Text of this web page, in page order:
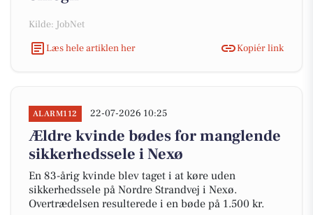
Kilde: JobNet
Læs hele artiklen her
Kopiér link
ALARM112 22-07-2026 10:25
Ældre kvinde bødes for manglende
sikkerhedssele i Nexø
En 83-årig kvinde blev taget i at køre uden
sikkerhedssele på Nordre Strandvej i Nexø.
Overtrædelsen resulterede i en bøde på 1.500 kr.